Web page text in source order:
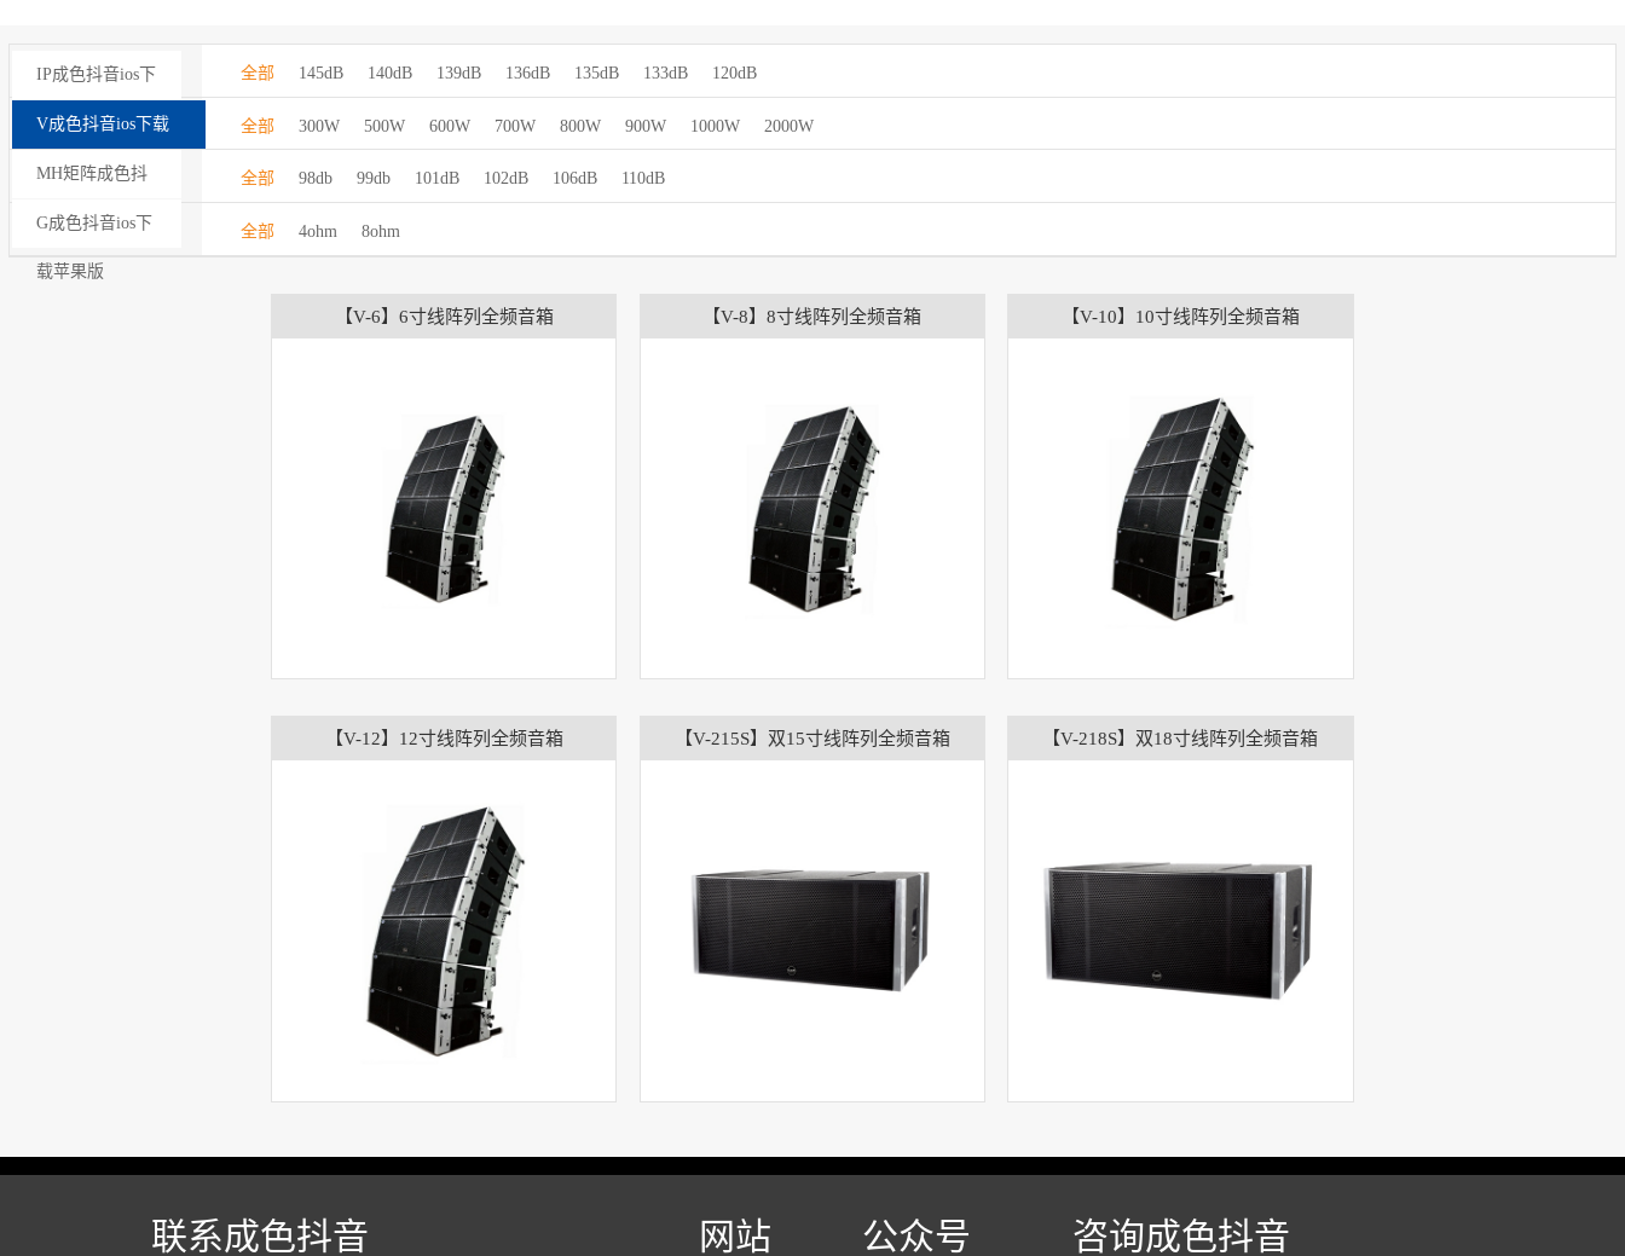
声压级： 全部 145dB 140dB 139dB 136dB 135dB 133dB 120dB
额定功率： 全部 300W 500W 600W 700W 800W 900W 1000W 2000W
灵敏度： 全部 98db 99db 101dB 102dB 106dB 110dB
额定阻抗： 全部 4ohm 8ohm
IP成色抖音ios下
载苹果版
V成色抖音ios下载
苹果版
MH矩阵成色抖
音ios下载苹果版
G成色抖音ios下
载苹果版
【V-6】6寸线阵列全频音箱 【V-8】8寸线阵列全频音箱 【V-10】10寸线阵列全频音箱
【V-12】12寸线阵列全频音箱 【V-215S】双15寸线阵列全频音箱 【V-218S】双18寸线阵列全频音箱
联系成色抖音 网站 公众号 咨询成色抖音